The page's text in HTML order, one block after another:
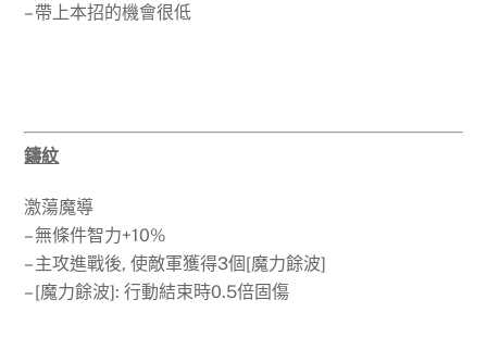
– 帶上本招的機會很低
鑄紋
激蕩魔導
– 無條件智力+10%
– 主攻進戰後, 使敵軍獲得3個[魔力餘波]
– [魔力餘波]: 行動結束時0.5倍固傷